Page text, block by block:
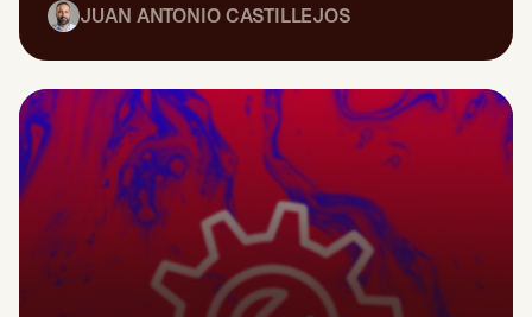
JUAN ANTONIO CASTILLEJOS